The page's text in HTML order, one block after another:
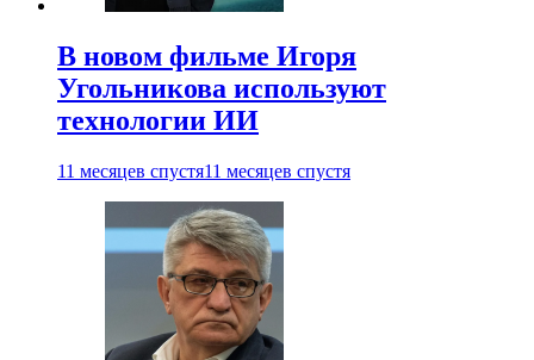
В новом фильме Игоря
Угольникова используют
технологии ИИ
11 месяцев спустя11 месяцев спустя